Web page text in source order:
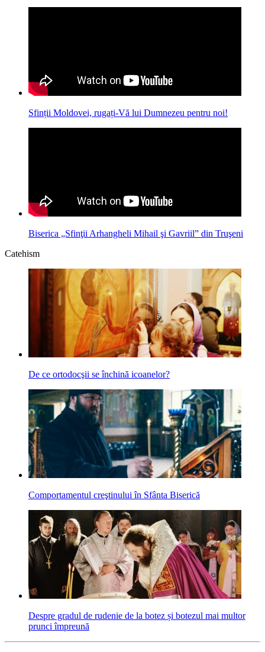
Sfinții Moldovei, rugați-Vă lui Dumnezeu pentru noi!
Biserica „Sfinţii Arhangheli Mihail şi Gavriil” din Truşeni
Catehism
De ce ortodocşii se închină icoanelor?
Comportamentul creştinului în Sfânta Biserică
Despre gradul de rudenie de la botez și botezul mai multor
prunci împreună